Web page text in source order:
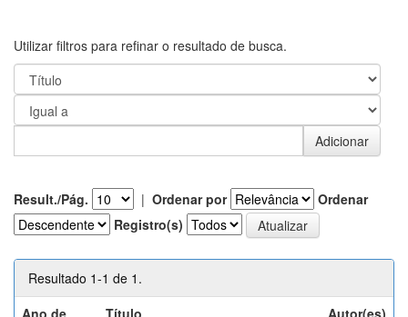
Utilizar filtros para refinar o resultado de busca.
Result./Pág. | Ordenar por
Ordenar
Registro(s)
Resultado 1-1 de 1.
Ano de
Título Autor(es)